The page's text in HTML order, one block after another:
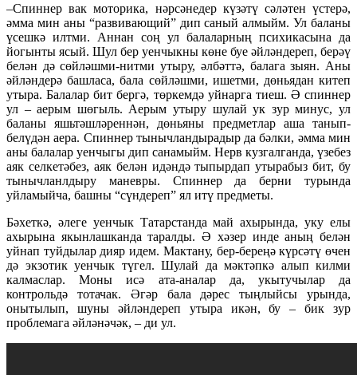
–Спиннер вак моторика, нәрсәнедер күзәтү сәләтен үстерә,
әмма мин аны “развивающий” дип саный алмыйм. Ул баланы
үсешкә илтми. Аннан соң ул балаларның психикасына да
йогынты ясый. Шул бер уенчыкны көне буе әйләндереп, берәү
белән дә сөйләшми-нитми утыру, әлбәттә, балага зыян. Аны
әйләндерә башласа, бала сөйләшми, ишетми, дөньядан китеп
утыра. Балалар бит бергә, төркемдә уйнарга тиеш. Ә спиннер
ул – аерым шөгыль. Аерым утыру шулай ук зур минус, ул
баланы яшьтәшләреннән, дөньяны предметлар аша танып-
белүдән аера. Спиннер тынычландырадыр да бәлки, әмма мин
аны балалар уенчыгы дип санамыйм. Нерв кузгалганда, үзебез
аяк селкетәбез, аяк белән идәндә тыпырдап утырабыз бит, бу
тынычланлдыру маневры. Спиннер да берни турында
уйламыйча, башны “сүндереп” ял итү предметы.
Бәхеткә, әлеге уенчык Татарстанда май ахырында, уку елы
ахырына якынлашканда таралды. Ә хәзер инде аның белән
уйнап туйдылар дияр идем. Мактану, бер-береңә күрсәтү өчен
дә экзотик уенчык түгел. Шулай да мәктәпкә алып килми
калмаслар. Моны исә ата-аналар да, укытучылар да
контрольдә тотачак. Әгәр бала дәрес тыңлыйсы урында,
онытылып, шуны әйләндереп утыра икән, бу – бик зур
проблемага әйләнәчәк, – ди ул.